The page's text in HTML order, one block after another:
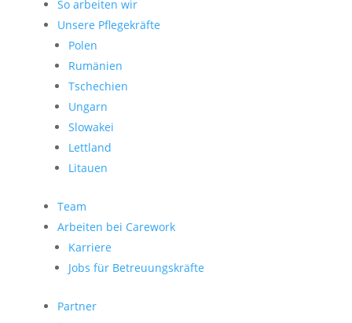
So arbeiten wir
Unsere Pflegekräfte
Polen
Rumänien
Tschechien
Ungarn
Slowakei
Lettland
Litauen
Team
Arbeiten bei Carework
Karriere
Jobs für Betreuungskräfte
Partner